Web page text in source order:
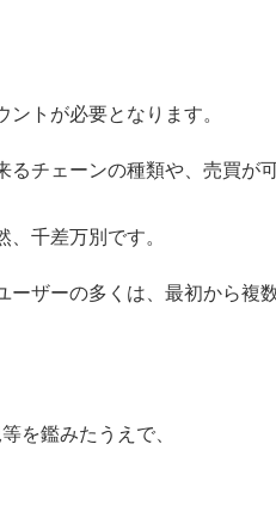
トが必要となります。
チェーンの種類や、売買が
千差万別です。
ザーの多くは、最初から複
を鑑みたうえで、